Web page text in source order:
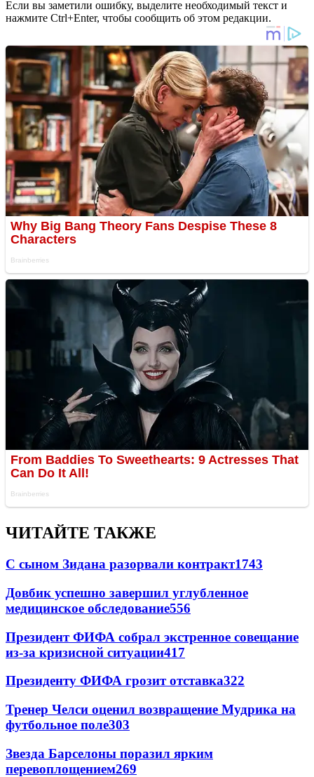
Если вы заметили ошибку, выделите необходимый текст и
нажмите Ctrl+Enter, чтобы сообщить об этом редакции.
ЧИТАЙТЕ ТАКЖЕ
С сыном Зидана разорвали контракт1743
Довбик успешно завершил углубленное
медицинское обследование556
Президент ФИФА собрал экстренное совещание
из-за кризисной ситуации417
Президенту ФИФА грозит отставка322
Тренер Челси оценил возвращение Мудрика на
футбольное поле303
Звезда Барселоны поразил ярким
перевоплощением269